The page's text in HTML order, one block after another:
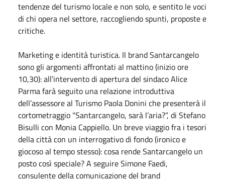
tendenze del turismo locale e non solo, e sentito le voci
di chi opera nel settore, raccogliendo spunti, proposte e
critiche.
Marketing e identità turistica. Il brand Santarcangelo
sono gli argomenti affrontati al mattino (inizio ore
10,30): all’intervento di apertura del sindaco Alice
Parma farà seguito una relazione introduttiva
dell’assessore al Turismo Paola Donini che presenterà il
cortometraggio “Santarcangelo, sarà l’aria?”, di Stefano
Bisulli con Monia Cappiello. Un breve viaggio fra i tesori
della città con un interrogativo di fondo (ironico e
giocoso al tempo stesso): cosa rende Santarcangelo un
posto così speciale? A seguire Simone Faedi,
consulente della comunicazione del brand